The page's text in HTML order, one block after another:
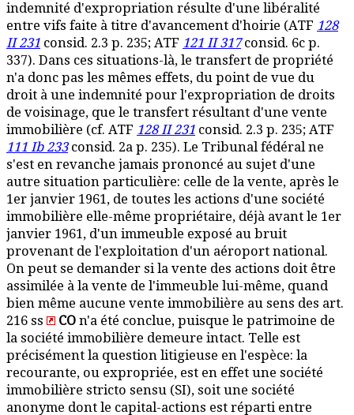
indemnité d'expropriation résulte d'une libéralité
entre vifs faite à titre d'avancement d'hoirie (ATF 128
II 231 consid. 2.3 p. 235; ATF 121 II 317consid. 6c p.
337). Dans ces situations-là, le transfert de propriété
n'a donc pas les mêmes effets, du point de vue du
droit à une indemnité pour l'expropriation de droits
de voisinage, que le transfert résultant d'une vente
immobilière (cf. ATF 128 II 231 consid. 2.3 p. 235; ATF
111 Ib 233consid. 2a p. 235). Le Tribunal fédéral ne
s'est en revanche jamais prononcé au sujet d'une
autre situation particulière: celle de la vente, après le
1er janvier 1961, de toutes les actions d'une société
immobilière elle-même propriétaire, déjà avant le 1er
janvier 1961, d'un immeuble exposé au bruit
provenant de l'exploitation d'un aéroport national.
On peut se demander si la vente des actions doit être
assimilée à la vente de l'immeuble lui-même, quand
bien même aucune vente immobilière au sens des art.
216 ss
CO n'a été conclue, puisque le patrimoine de
la société immobilière demeure intact. Telle est
précisément la question litigieuse en l'espèce: la
recourante, ou expropriée, est en effet une société
immobilière stricto sensu (SI), soit une société
anonyme dont le capital-actions est réparti entre